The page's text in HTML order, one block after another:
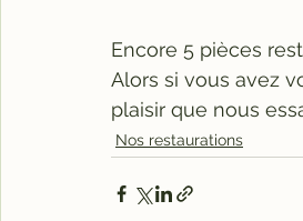
Encore 5 pièces
Alors si vous avez
plaisir que nous
Nos restaurations